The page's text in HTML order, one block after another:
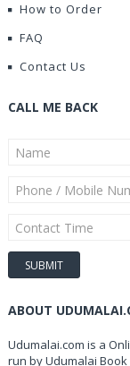
How to Order
FAQ
Contact Us
CALL ME BACK
ABOUT
Udumalai.com is a
run by Udumalai